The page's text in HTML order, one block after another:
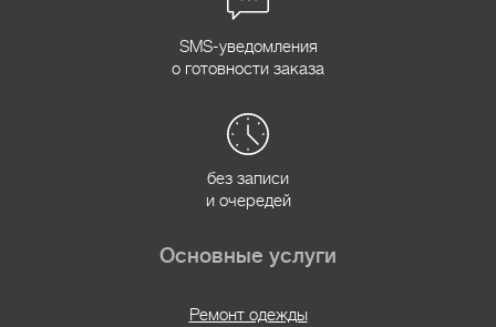
SMS-уведомления
о готовности заказа
без записи
и очередей
Основные услуги
Ремонт одежды